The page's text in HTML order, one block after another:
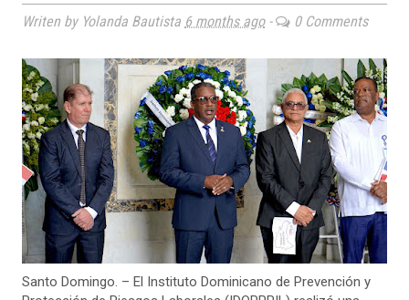
Writen by Yolanda Bautista 6 months ago- 0 Comments
Santo Domingo. – El Instituto Dominicano de Prevención y